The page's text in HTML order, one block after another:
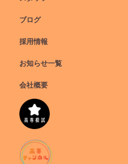
ブログ
採用情報
お知らせ一覧
会社概要